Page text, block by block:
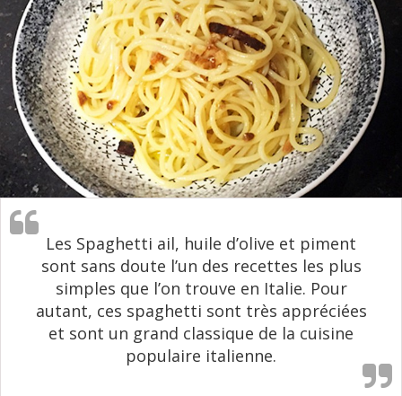
Les Spaghetti ail, huile d’olive et piment
sont sans doute l’un des recettes les plus
simples que l’on trouve en Italie. Pour
autant, ces spaghetti sont très appréciées
et sont un grand classique de la cuisine
populaire italienne.